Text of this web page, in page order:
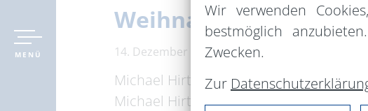
MENÜ
Weihnachten mit
14. Dezember 2026 15:00 – 17:00 Uhr
Michael Hirte und Gäste laden zur
Michael Hirte was …
Wir verwenden
bestmöglich
Zwecken.
Zur